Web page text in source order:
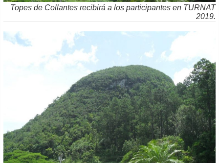
Topes de Collantes recibirá a los participantes en TURNAT
2019.